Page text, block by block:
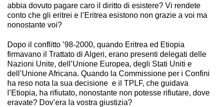
abbia dovuto pagare caro il diritto di esistere? Vi rendete
conto che gli eritrei e l’Eritrea esistono non grazie a voi ma
nonostante voi?
Dopo il conflitto ’98-2000, quando Eritrea ed Etiopia
firmavano il Trattato di Algeri, erano presenti delegati delle
Nazioni Unite, dell’Unione Europea, degli Stati Uniti e
dell’Unione Africana. Quando la Commissione per i Confini
ha reso nota la sua decisione e il TPLF, che guidava
l’Etiopia, ha rifiutato, nonostante non potesse rifiutare, dove
eravate? Dov’era la vostra giustizia?